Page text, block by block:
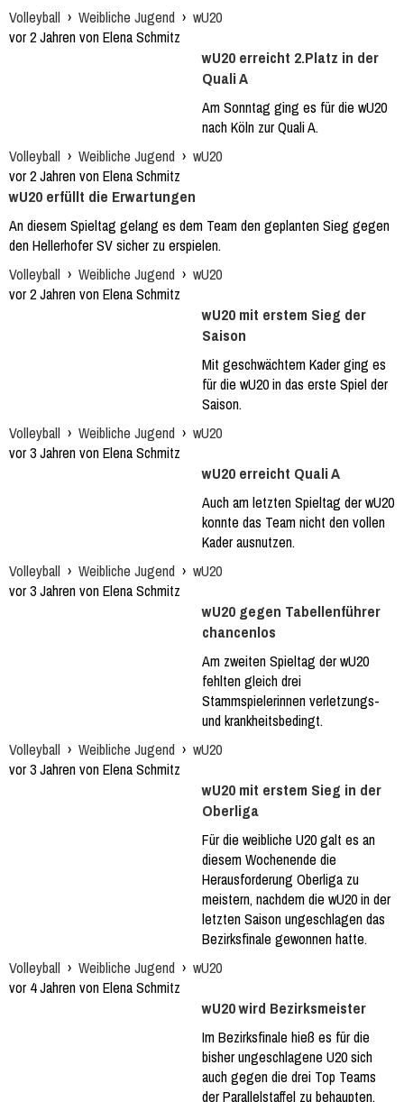
Volleyball › Weibliche Jugend › wU20
vor 2 Jahren von Elena Schmitz
wU20 erreicht 2.Platz in der
Quali A
Am Sonntag ging es für die wU20
nach Köln zur Quali A.
Volleyball › Weibliche Jugend › wU20
vor 2 Jahren von Elena Schmitz
wU20 erfüllt die Erwartungen
An diesem Spieltag gelang es dem Team den geplanten Sieg gegen
den Hellerhofer SV sicher zu erspielen.
Volleyball › Weibliche Jugend › wU20
vor 2 Jahren von Elena Schmitz
wU20 mit erstem Sieg der
Saison
Mit geschwächtem Kader ging es
für die wU20 in das erste Spiel der
Saison.
Volleyball › Weibliche Jugend › wU20
vor 3 Jahren von Elena Schmitz
wU20 erreicht Quali A
Auch am letzten Spieltag der wU20
konnte das Team nicht den vollen
Kader ausnutzen.
Volleyball › Weibliche Jugend › wU20
vor 3 Jahren von Elena Schmitz
wU20 gegen Tabellenführer
chancenlos
Am zweiten Spieltag der wU20
fehlten gleich drei
Stammspielerinnen verletzungs-
und krankheitsbedingt.
Volleyball › Weibliche Jugend › wU20
vor 3 Jahren von Elena Schmitz
wU20 mit erstem Sieg in der
Oberliga
Für die weibliche U20 galt es an
diesem Wochenende die
Herausforderung Oberliga zu
meistern, nachdem die wU20 in der
letzten Saison ungeschlagen das
Bezirksfinale gewonnen hatte.
Volleyball › Weibliche Jugend › wU20
vor 4 Jahren von Elena Schmitz
wU20 wird Bezirksmeister
Im Bezirksfinale hieß es für die
bisher ungeschlagene U20 sich
auch gegen die drei Top Teams
der Parallelstaffel zu behaupten.